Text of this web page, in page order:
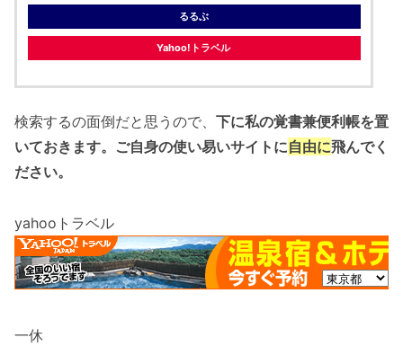
るるぶ
Yahoo!トラベル
検索するの面倒だと思うので、 下に私の覚書兼便利帳を置
いておきます。ご自身の使い易いサイトに自由に飛んでく
ださい。
yahooトラベル
一休